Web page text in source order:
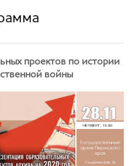
проектов по истории
войны